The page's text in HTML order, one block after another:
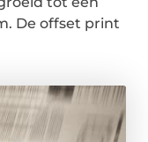
De offset print